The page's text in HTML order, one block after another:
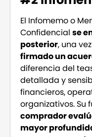
El Infomemo o
Confidencial se
posterior, una
firmado un
diferencia del
detallada y
financieros,
organizativos. Su
comprador
mayor